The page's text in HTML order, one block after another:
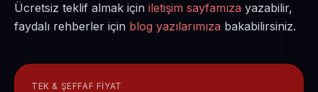
Ücretsiz teklif almak için iletişim sayfamıza yazabilir,
faydalı rehberler için blog yazılarımıza bakabilirsiniz.
TEK & ŞEFFAF FIYAT